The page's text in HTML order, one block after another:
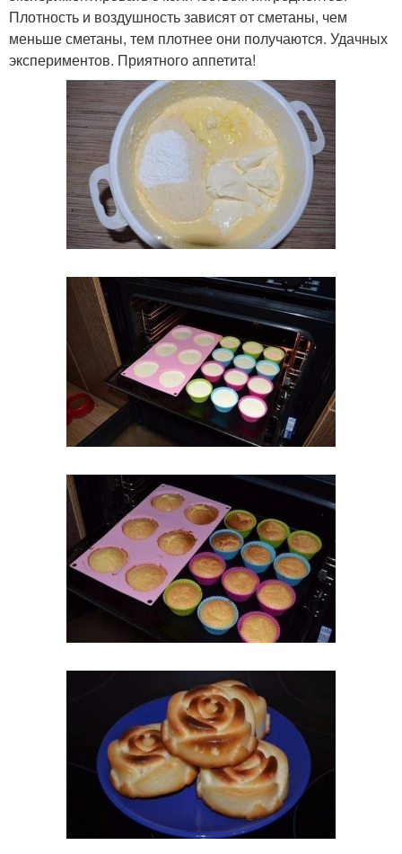
Плотность и воздушность зависят от сметаны, чем
меньше сметаны, тем плотнее они получаются. Удачных
экспериментов. Приятного аппетита!